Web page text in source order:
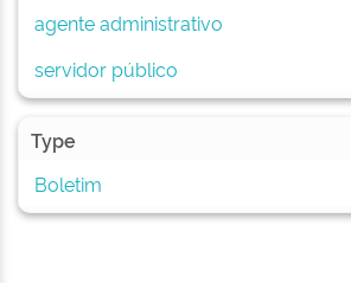
agente administrativo
servidor público
Type
Boletim